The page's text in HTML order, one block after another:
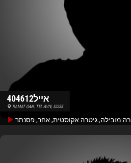
אייל404612
RAMAT GAN, TEL AVIV, 52255
מובילה, גיטרה אקוסטית, אחר, פסנתר